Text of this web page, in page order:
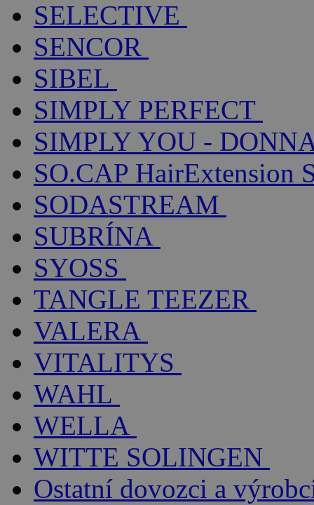
SELECTIVE
SENCOR
SIBEL
SIMPLY PERFECT
SIMPLY YOU -
SO.CAP HairExtension
SODASTREAM
SUBRÍNA
SYOSS
TANGLE TEEZER
VALERA
VITALITYS
WAHL
WELLA
WITTE SOLINGEN
Ostatní dovozci a